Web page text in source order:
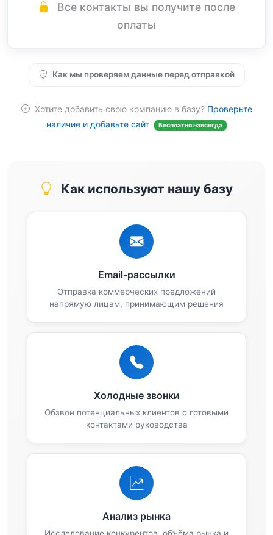
Все контакты вы получите после
оплаты
Как мы проверяем данные перед отправкой
Хотите добавить свою компанию в базу? Проверьте
наличие и добавьте сайт
Бесплатно навсегда
Как используют нашу базу
Email-рассылки
Отправка коммерческих предложений
напрямую лицам, принимающим решения
Холодные звонки
Обзвон потенциальных клиентов с готовыми
контактами руководства
Анализ рынка
Исследование конкурентов, объёма рынка и